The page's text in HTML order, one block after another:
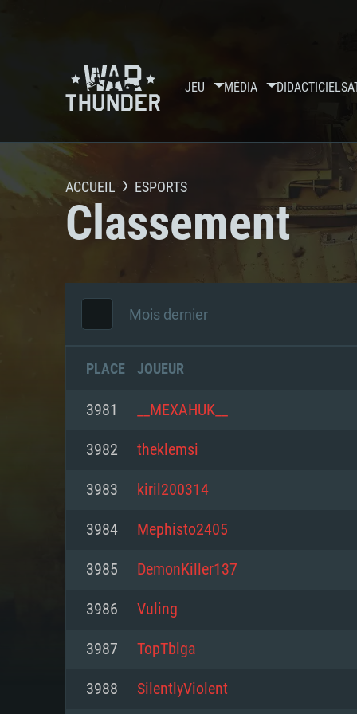
JEU MÉDIA DIDACTICIELS
ACCUEIL ESPORTS
Classement
Mois dernier
PLACE JOUEUR
3981 __MEXAHUK__
3982 theklemsi
3983 kiril200314
3984 Mephisto2405
3985 DemonKiller137
3986 Vuling
3987 TopTblga
3988 SilentlyViolent